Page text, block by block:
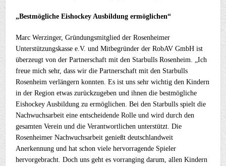
„Bestmögliche Eishockey Ausbildung ermöglichen“
Marc Werzinger, Gründungsmitglied der Rosenheimer
Unterstützungskasse e.V. und Mitbegründer der RobAV GmbH ist
überzeugt von der Partnerschaft mit den Starbulls Rosenheim. „Ich
freue mich sehr, dass wir die Partnerschaft mit den Starbulls
Rosenheim verlängern konnten. Es ist uns sehr wichtig den Kindern
in der Region etwas zurückzugeben und ihnen die bestmögliche
Eishockey Ausbildung zu ermöglichen. Bei den Starbulls spielt die
Nachwuchsarbeit eine entscheidende Rolle und wird durch den
gesamten Verein und die Verantwortlichen unterstützt. Die
Rosenheimer Nachwuchsarbeit genießt deutschlandweit
Anerkennung und hat schon viele hervorragende Spieler
hervorgebracht. Doch uns geht es vorranging darum, allen Kindern